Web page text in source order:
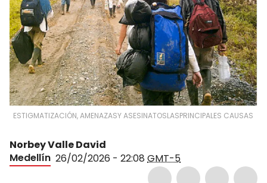
ESTIGMATIZACIÓN, AMENAZASY ASESINATOSLASPRINCIPALES CAUSAS
Norbey Valle David
Medellín 26/02/2026 - 22:08 GMT-5